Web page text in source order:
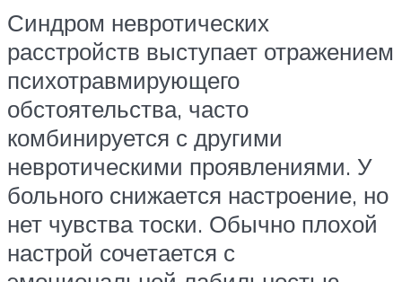
Синдром невротических
расстройств выступает отражением
психотравмирующего
обстоятельства, часто
комбинируется с другими
невротическими проявлениями. У
больного снижается настроение, но
нет чувства тоски. Обычно плохой
настрой сочетается с